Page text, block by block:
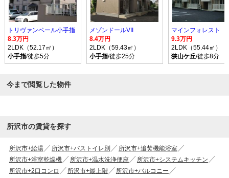
トリヴァンベール小手指
8.3万円
2LDK（52.17㎡）
小手指/徒歩5分
メゾンドールVII
8.4万円
2LDK（59.43㎡）
小手指/徒歩25分
マインフォレスト
9.3万円
2LDK（55.44㎡）
狭山ケ丘/徒歩8分
今まで閲覧した物件
所沢市の賃貸を探す
所沢市+給湯 所沢市+バストイレ別
所沢市+追焚機能浴室
所沢市+浴室乾燥機
所沢市+温水洗浄便座
所沢市+システムキッチン
所沢市+2口コンロ
所沢市+最上階
所沢市+バルコニー